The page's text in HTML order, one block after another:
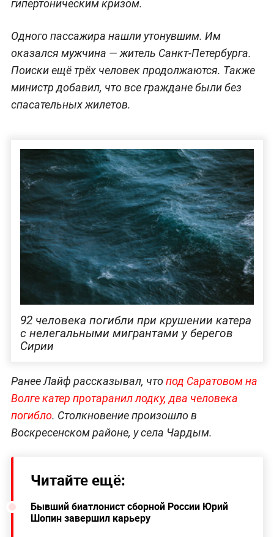
гипертоническим кризом.
Одного пассажира нашли утонувшим. Им
оказался мужчина — житель Санкт-Петербурга.
Поиски ещё трёх человек продолжаются. Также
министр добавил, что все граждане были без
спасательных жилетов.
92 человека погибли при крушении катера
с нелегальными мигрантами у берегов
Сирии
Ранее Лайф рассказывал, чтопод Саратовом на
Волге катер протаранил лодку, два человека
погибло. Столкновение произошло в
Воскресенском районе, у села Чардым.
Читайте ещё:
Бывший биатлонист сборной России Юрий
Шопин завершил карьеру